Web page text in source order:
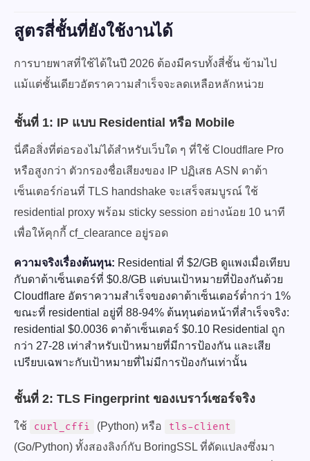
สูตรสี่ชั้นที่ยังใช้งานได้
การบายพาสที่ใช้ได้ในปี 2026 ต้องมีครบทั้งสี่ชั้น ข้ามไป
แม้แต่ชั้นเดียวอัตราความสำเร็จจะลดเหลือหลักหน่วย
ชั้นที่ 1: IP แบบ Residential หรือ Mobile
นี่คือสิ่งที่ต่อรองไม่ได้สำหรับเว็บใด ๆ ที่ใช้ Cloudflare Pro
หรือสูงกว่า ตัวกรองชื่อเสียงของ IP ปฏิเสธ ASN ดาต้า
เซ็นเตอร์ก่อนที่ TLS handshake จะเสร็จสมบูรณ์ ใช้
residential proxy พร้อม sticky session อย่างน้อย 10 นาที
เพื่อให้คุกกี้ cf_clearance อยู่รอด
ความจริงเรื่องต้นทุน: Residential ที่ $2/GB ดูแพงเมื่อเทียบ
กับดาต้าเซ็นเตอร์ที่ $0.8/GB แต่บนเป้าหมายที่ป้องกันด้วย
Cloudflare อัตราความสำเร็จของดาต้าเซ็นเตอร์ต่ำกว่า 1%
ขณะที่ residential อยู่ที่ 88-94% ต้นทุนต่อหน้าที่สำเร็จจริง:
residential $0.0036 ดาต้าเซ็นเตอร์ $0.10 Residential ถูก
กว่า 27-28 เท่าสำหรับเป้าหมายที่มีการป้องกัน และเสีย
เปรียบเฉพาะกับเป้าหมายที่ไม่มีการป้องกันเท่านั้น
ชั้นที่ 2: TLS Fingerprint ของเบราว์เซอร์จริง
ใช้ curl_cffi (Python) หรือ
tls-client
(Go/Python) ทั้งสองลิงก์กับ BoringSSL ที่ดัดแปลงซึ่งมา